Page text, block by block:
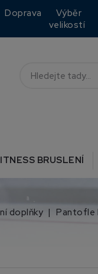
Doprava
Výběr
velikostí
BRUSLENÍ
doplňky Pantofle